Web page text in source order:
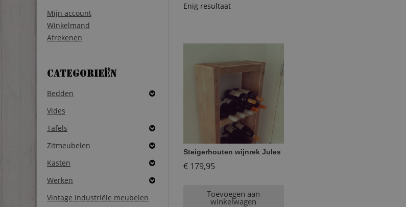
Mijn account
Winkelmand
Afrekenen
Categorieën
Bedden
Vides
Tafels
Zitmeubelen
Kasten
Werken
Vintage industriële meubelen
Enig resultaat
Steigerhouten wijnrek Jules
€179,95
Toevoegen aan
winkelwagen